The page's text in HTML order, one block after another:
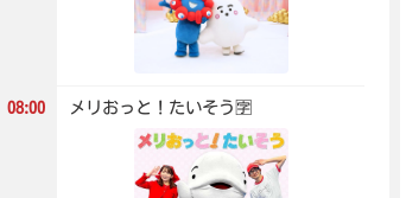
08:00 メリおっと！たいそう🈑